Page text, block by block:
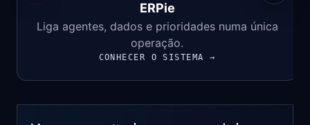
ERPie
Liga agentes, dados e prioridades numa única
operação.
CONHECER O SISTEMA →